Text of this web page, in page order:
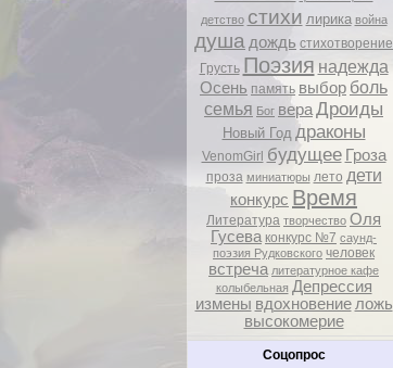
детство стихи лирика война
душа дождь стихотворение
Грусть Поэзия надежда
Осень память выбор боль
семья Бог вераДроиды
Новый Год драконы
VenomGirl будущее Гроза
проза миниатюры лето дети
конкурс Время
Литература творчество Оля
Гусева конкурс №7 саунд-
поэзия Рудковского человек
встреча литературное кафе
колыбельная Депрессия
измены вдохновение ложь
высокомерие
Соцопрос